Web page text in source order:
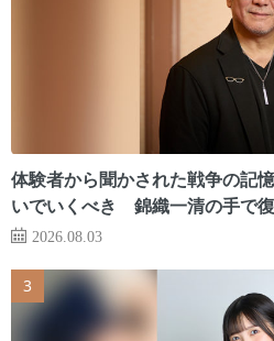
体験者から聞かされた戦争の記
いでいくべき 錦織一清の手で
2026.08.03